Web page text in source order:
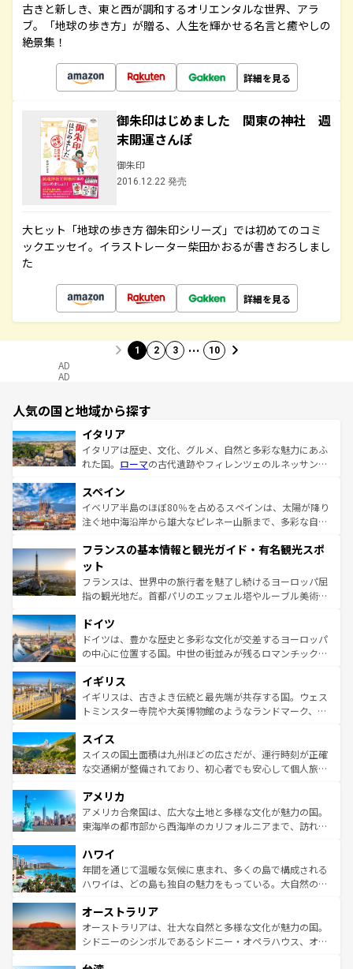
古きと新しき、東と西が調和するオリエンタルな世界、アラ
ブ。「地球の歩き方」が贈る、人生を輝かせる名言と癒やしの
絶景集！
詳細を見る
御朱印はじめました 関東の神社 週
末開運さんぽ
御朱印
2016.12.22 発売
大ヒット「地球の歩き方 御朱印シリーズ」では初めてのコミ
ックエッセイ。イラストレーター柴田かおるが書きおろしまし
た
詳細を見る
1 2 3 … 10
AD
AD
人気の国と地域から探す
イタリア
イタリアは歴史、文化、グルメ、自然と多彩な魅力にあふ
れた国。 ローマの古代遺跡やフィレンツェのルネッサンス
ろん、トスカーナの美しい田園風景やアマルフィ海岸の絶
景など、自然景観も見逃せない。観光の合間には、本場の
ピザやパスタなど、絶品のイタリア料理を堪能することも
ませてくれるイタリアで、忘れられない旅をしてみよう！
なお、新着のイタリア情報は
しい。
スペイン
イベリア半島のほぼ80％を占めるスペインは、太陽が降り
注ぐ地中海沿岸から雄大なピレネー山脈まで、多彩な自然
文化が根付くこの国では、情熱的なフラメンコ、熱気あふ
れる闘牛、そして美味しいタパスが生活の一部となってい
る。首都マドリードの洗練された雰囲気や、バルセロナの
アートに溢れた街角から、地方では古代ローマ遺跡や中世
せる。地方によって風土や気候が異なるスペインはその個
性で訪れる人を魅了する。 なお、新着のスペイン情報は コ
ンテンツ一覧を参照してほしい。
フランスの基本情報と観光ガイド・有名観光スポ
ット
フランスは、世界中の旅行者を魅了し続けるヨーロッパ屈
指の観光地だ。首都パリのエッフェル塔やルーブル美術館
で、幅広い魅力が詰まっている。華麗な宮殿、歴史的な大
聖堂、美しいビーチ、そして豊かな自然が、訪れる者を心
から魅了する。また、フランスは美食の国としても知ら
いる。シャンパンの発祥地であるランス、プロヴァンスの
香り高いラベンダー畑など、多彩な楽しみ方が可能だ。さ
らに、パリ以外の地域にも魅力が溢れており、どの街角に
れる地方に足を運ぶとそれぞれで全く異なる文化を体験で
きるだろう。 なお、新着のフランス情報はコンテンツ一覧
を参照してほしい。
ドイツ
ドイツは、豊かな歴史と多彩な文化が交差するヨーロッパ
の中心に位置する国。中世の街並みが残るロマンチック街
顔を持つこの国は、どこを歩いても飽きることがない。ベ
ルリンの文化的活気、バイエルン州のアルプスの絶景、そ
してライン川沿いのワイン畑といった風景は必見。ビール
は、お酒好きな人にはぜひ体験してほしい。 なお、新着の
ドイツ情報はコンテンツ一覧を参照してほしい。
イギリス
イギリスは、古きよき伝統と最先端が共存する国。ウェス
トミンスター寺院や大英博物館のようなランドマーク、歴
リアごとに異なる魅力がある。また、優雅なアフタヌーン
ティー、ビール好きにはたまらない英国パブ、サッカー観
戦など、本場だからこそできる体験も豊富。イギリスを旅
ンツ一覧を参照してほしい。
スイス
スイスの国土面積は九州ほどの広さだが、運行時刻が正確
な交通網が整備されており、初心者でも安心して個人旅行
の建物がそのまま残る町や、スイスならではのユニークな
博物館もあり、アルプス観光だけでなく町歩きも満喫する
ことができる。国民の所得が高いため物価も高いが、旅行
ば市内交通費無料で観光を楽しむこともできる。 なお、新
着のスイス情報はコンテンツ一覧 を参照してほしい。
アメリカ
アメリカ合衆国は、広大な土地と多様な文化が魅力の国。
東海岸の都市部から西海岸のカリフォルニアまで、訪れる
のような巨大都市は、観光、ショッピング、エンターテイ
ンメントが詰まった刺激的なスポットだ。一方、アメリカ
西部には大自然が広がり、グランドキャニオンやイエロー
部のニューオーリンズでは、音楽と美食が融合した独特の
文化が魅力。旅行者はアメリカの各地域で異なる魅力を楽
しみながら、その多様性と豊かな歴史を感じることができ
ハワイ
年間を通じて温暖な気候に恵まれ、多くの島で構成される
ハワイは、どの島も独自の魅力をもっている。大自然の神
ワイ島は見逃せない。また、定番の観光地といえばオアフ
島だが、静かな自然を求めるならマウイ島やカウアイ島が
おすすめ。エメラルドグリーンに輝く海をはじめ、豊かな
オーストラリア
オーストラリアは、壮大な自然と多様な文化が魅力の国。
シドニーのシンボルであるシドニー・オペラハウス、オー